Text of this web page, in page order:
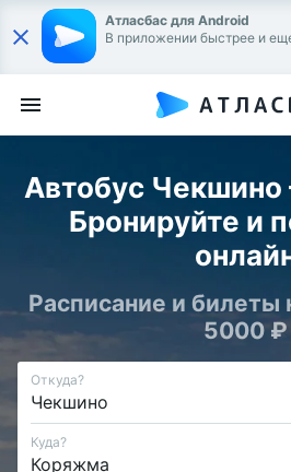
Атласбас для Android
В приложении быстрее и
Автобус
Бронируйте и
Расписание и билеты
5000 ₽
Откуда?
Куда?